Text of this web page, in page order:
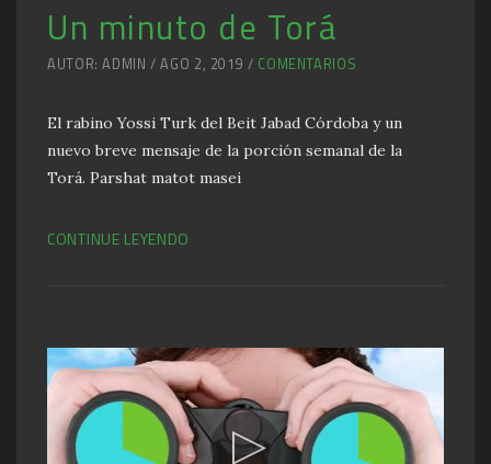
Un minuto de Torá
AUTOR: ADMIN / AGO 2, 2019 / COMENTARIOS
El rabino Yossi Turk del Beit Jabad Córdoba y un
nuevo breve mensaje de la porción semanal de la
Torá. Parshat matot masei
CONTINUE LEYENDO